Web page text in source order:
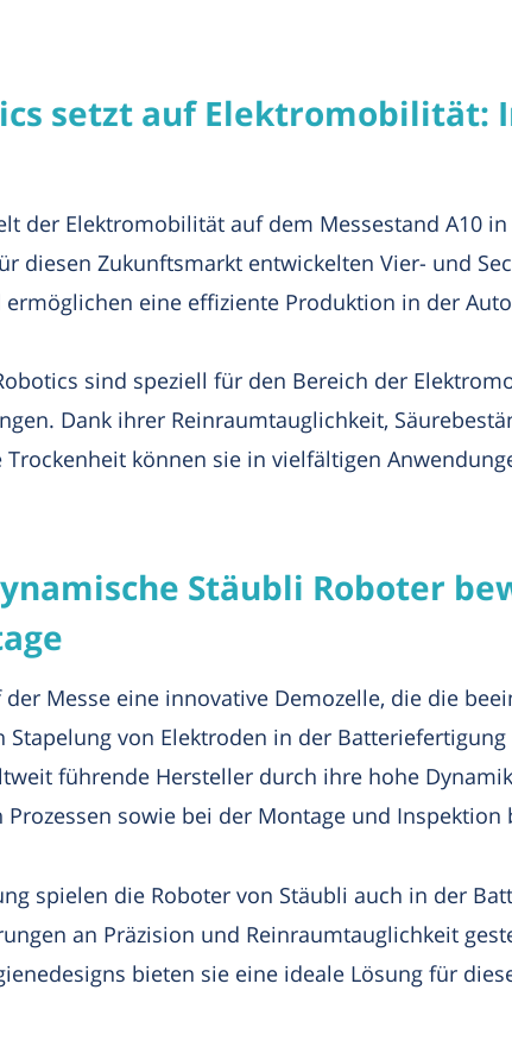
setzt auf Elektromobilität:
der Elektromobilität auf dem Messestand A10
diesen Zukunftsmarkt entwickelten Vier- und
ermöglichen eine effiziente Produktion in der
sind speziell für den Bereich der
Dank ihrer Reinraumtauglichkeit,
können sie in vielfältigen
Stäubli Roboter
Messe eine innovative Demozelle, die die
Stapelung von Elektroden in der
führende Hersteller durch ihre hohe
sowie bei der Montage und Inspektion
spielen die Roboter von Stäubli auch in der
an Präzision und Reinraumtauglichkeit
bieten sie eine ideale Lösung für